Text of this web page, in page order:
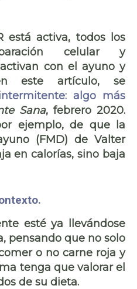
está activa, todos los
celular y
con el ayuno y
este artículo, se
algo más
Sana, febrero 2020.
ejemplo, de que la
(FMD) de Valter
en calorías, sino baja
esté ya llevándose
pensando que no solo
o no carne roja y
tenga que valorar el
de su dieta.